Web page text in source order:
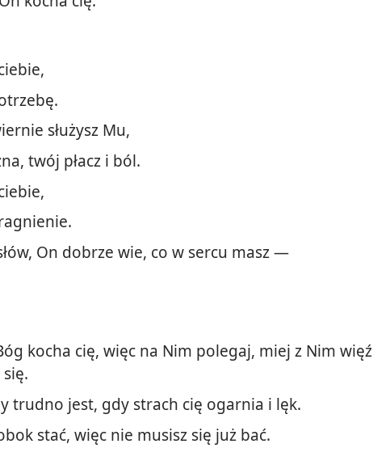
służysz Mu,
twój płacz i ból.
On dobrze wie, co w sercu masz —
kocha cię, więc na Nim polegaj, miej z Nim więź
trudno jest, gdy strach cię ogarnia i lęk.
stać, więc nie musisz się już bać.